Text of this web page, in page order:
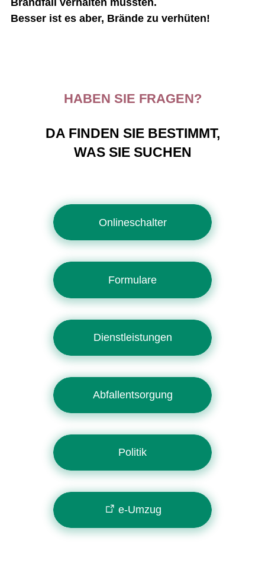
Besser ist es aber, Brände zu verhüten!
HABEN SIE FRAGEN?
DA FINDEN SIE BESTIMMT,
WAS SIE SUCHEN
Onlineschalter
Formulare
Dienstleistungen
Abfallentsorgung
Politik
e-Umzug